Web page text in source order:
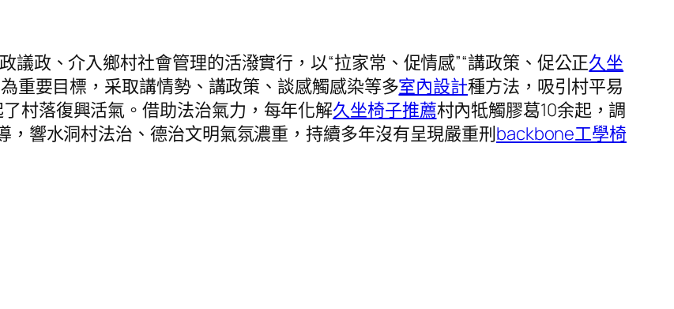
政、介入鄉村社會管理的活潑實行，以“拉家常、促情感”“講政策、促公正久坐
重要目標，采取講情勢、講政策、談感觸感染等多室內設計種方法，吸引村平易
村落復興活氣。借助法治氣力，每年化解久坐椅子推薦村內牴觸膠葛10余起，調
響水洞村法治、德治文明氣氛濃重，持續多年沒有呈現嚴重刑backbone工學椅